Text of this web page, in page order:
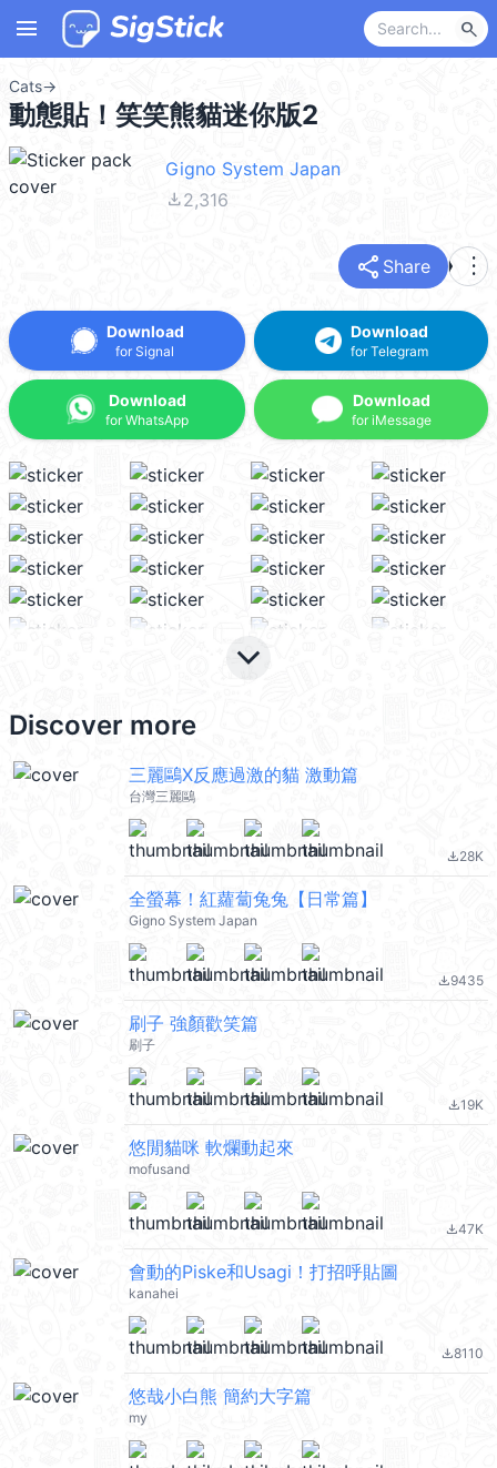
menu search
Cats→
動態貼！笑笑熊貓迷你版2
Gigno System Japan
file_download2,316
share Share more_vert
Download
for Signal
Download
for WhatsApp
Download
for Telegram
Download
for iMessage
keyboard_arrow_down
Discover more
三麗鷗X反應過激的貓 激動篇
台灣三麗鷗
file_download28K
全螢幕！紅蘿蔔兔兔【日常篇】
Gigno System Japan
file_download9435
刷子 強顏歡笑篇
刷子
file_download19K
悠閒貓咪 軟爛動起來
mofusand
file_download47K
會動的Piske和Usagi！打招呼貼圖
kanahei
file_download8110
悠哉小白熊 簡約大字篇
my